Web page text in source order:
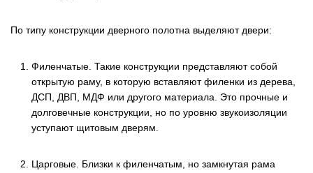
По типу конструкции дверного полотна выделяют двери:
Филенчатые. Такие конструкции представляют собой
открытую раму, в которую вставляют филенки из дерева,
ДСП, ДВП, МДФ или другого материала. Это прочные и
долговечные конструкции, но по уровню звукоизоляции
уступают щитовым дверям.
Царговые. Близки к филенчатым, но замкнутая рама